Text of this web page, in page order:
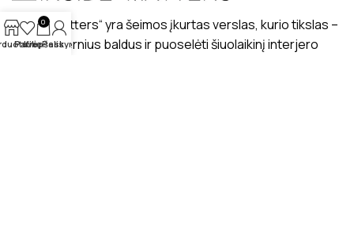
„Inside matters“ yra šeimos įkurtas verslas, kurio tikslas –
kurti modernius baldus ir puoselėti šiuolaikinį interjero
Patikę
0
Krepšelis
Paskyra